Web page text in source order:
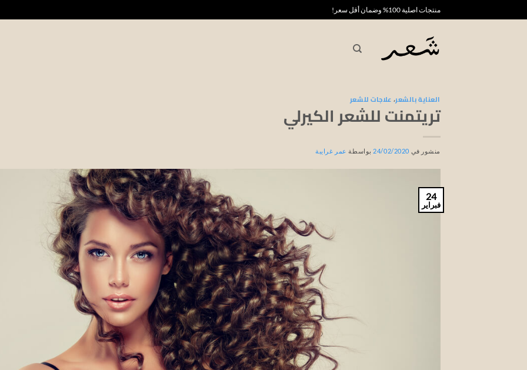
للمحتوى
منتجات اصلية 100% وضمان أقل سعر!
العناية بالشعر،علاجات للشعر
تريتمنت للشعر الكيرلي
منشور في 24/02/2020 بواسطة عمر غرايبة
24
فبراير